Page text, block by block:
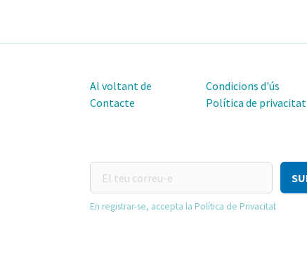
Al voltant de
Contacte
Condicions d'ús
Política de privacitat
teu
correu-
En registrar-se, accepta la Política de Privacitat